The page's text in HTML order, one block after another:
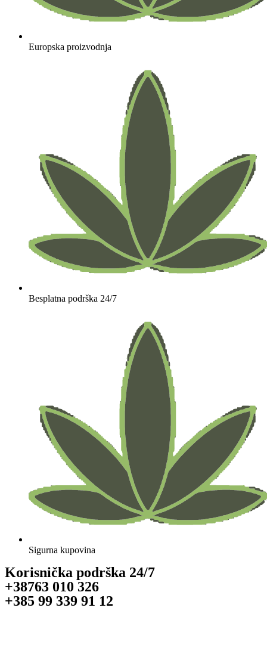
Europska proizvodnja
Besplatna podrška 24/7
Sigurna kupovina
Korisnička podrška 24/7
+38763 010 326
+385 99 339 91 12